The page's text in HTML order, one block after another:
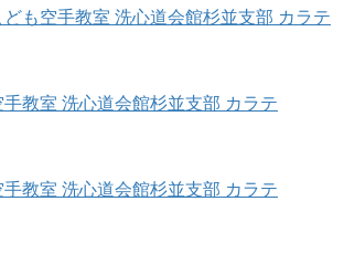
も空手教室 洗心道会館杉並支部 カラテ
教室 洗心道会館杉並支部 カラテ
教室 洗心道会館杉並支部 カラテ